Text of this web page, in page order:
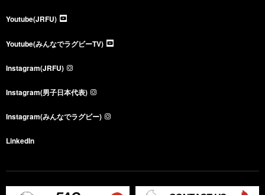
Youtube(JRFU)
Youtube(みんなでラグビーTV)
Instagram(JRFU)
Instagram(男子日本代表)
Instagram(みんなでラグビー)
LinkedIn